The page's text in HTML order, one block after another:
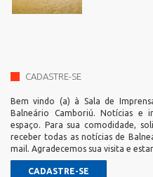
CADASTRE-SE
Bem vindo (a) à Sala de
Balneário Camboriú. Notícias e
espaço. Para sua comodidade,
receber todas as notícias de
mail. Agradecemos sua visita e
CADASTRE-SE